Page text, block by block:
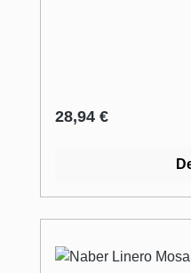
Regulärer Preis:
28,94 €